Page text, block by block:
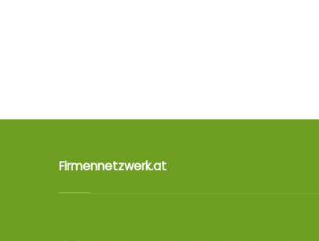
Firmennetzwerk.at